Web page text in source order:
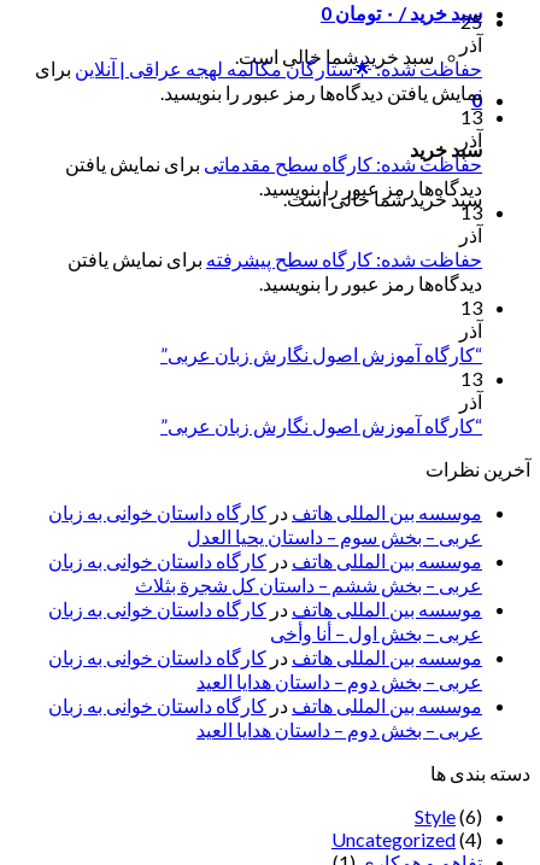
سبد خرید / ۰ تومان 0
سبد خرید شما خالی است.
0
سبد خرید
سبد خرید شما خالی است.
25
آذر
حفاظت شده: 🌟ستارگان مکالمه لهجه عراقی | آنلاین برای
نمایش یافتن دیدگاه‌ها رمز عبور را بنویسید.
13
آذر
حفاظت شده: کارگاه سطح مقدماتی برای نمایش یافتن
دیدگاه‌ها رمز عبور را بنویسید.
13
آذر
حفاظت شده: کارگاه سطح پیشرفته برای نمایش یافتن
دیدگاه‌ها رمز عبور را بنویسید.
13
آذر
“کارگاه آموزش اصول نگارش زبان عربی”
13
آذر
“کارگاه آموزش اصول نگارش زبان عربی”
آخرین نظرات
موسسه بین المللی هاتف در کارگاه داستان خوانی به زبان
عربی – بخش سوم – داستان یحیا العدل
موسسه بین المللی هاتف در کارگاه داستان خوانی به زبان
عربی – بخش ششم – داستان کل شجرة بثلاث
موسسه بین المللی هاتف در کارگاه داستان خوانی به زبان
عربی – بخش اول – أنا وأخی
موسسه بین المللی هاتف در کارگاه داستان خوانی به زبان
عربی – بخش دوم – داستان هدایا العید
موسسه بین المللی هاتف در کارگاه داستان خوانی به زبان
عربی – بخش دوم – داستان هدایا العید
دسته بندی ها
Style(6)
Uncategorized(4)